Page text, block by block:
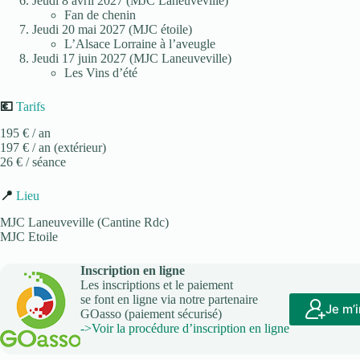
Fan de chenin
Jeudi 20 mai 2027 (MJC étoile)
L’Alsace Lorraine à l’aveugle
Jeudi 17 juin 2027 (MJC Laneuveville)
Les Vins d’été
💶 Tarifs
195 € / an
197 € / an (extérieur)
26 € / séance
📍 Lieu
MJC Laneuveville (Cantine Rdc)
MJC Etoile
Inscription en ligne
Les inscriptions et le paiement
se font en ligne via notre partenaire
GOasso (paiement sécurisé)
->Voir la procédure d’inscription en ligne
Je